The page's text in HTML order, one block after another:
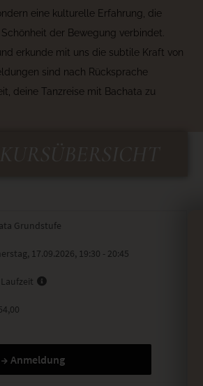
eine kulturelle Erfahrung, die
der Bewegung verbindet.
erkunde mit uns die subtile Kraft von
sind nach Rücksprache
deine Tanzreise mit Bachata zu